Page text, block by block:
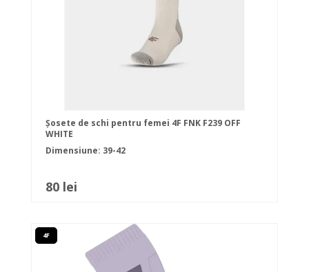
Șosete de schi pentru femei 4F FNK F239 OFF
WHITE
Dimensiune: 39-42
80 lei
4F